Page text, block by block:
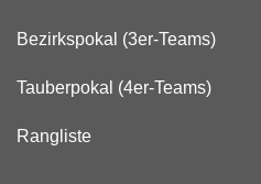
Bezirkspokal (3er-Teams)
Tauberpokal (4er-Teams)
Rangliste